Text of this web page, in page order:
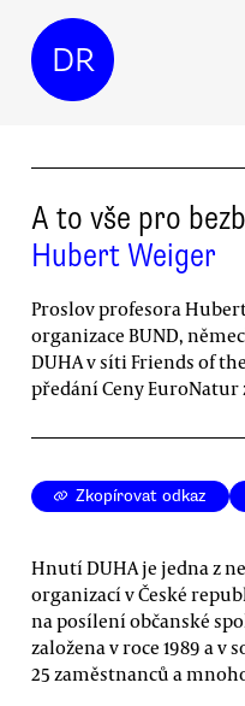
DR
A to vše pro
Hubert Weiger
Proslov profesora
organizace BUND,
DUHA v síti Friends of
předání Ceny EuroNatur
Zkopírovat odkaz
Hnutí DUHA je jedna z
organizací v České
na posílení občanské
založena v roce 1989 a v
25 zaměstnanců a